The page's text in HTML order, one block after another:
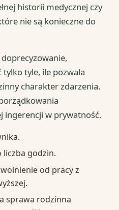
historii medycznej czy
nie są konieczne do
tylko tyle, ile pozwala
charakter zdarzenia.
ingerencji w prywatność.
liczba godzin.
od pracy z
sprawa rodzinna